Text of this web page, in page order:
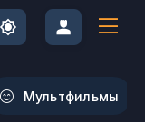
Мультфильмы